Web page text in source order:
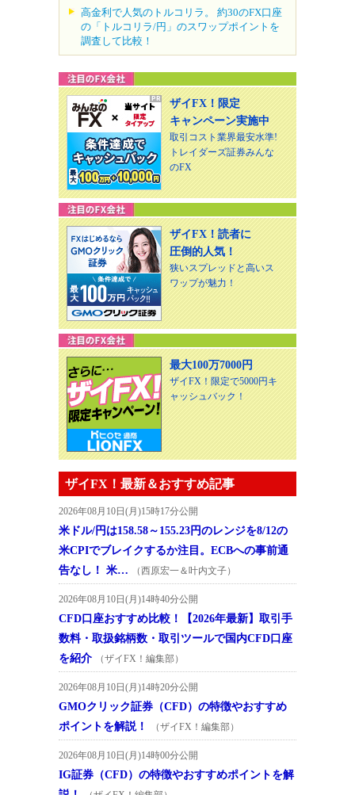
高金利で人気のトルコリラ。 約30のFX口座
の「トルコリラ/円」のスワップポイントを
調査して比較！
ザイFX！限定
キャンペーン実施中
取引コスト業界最安水準!
トレイダーズ証券みんな
のFX
ザイFX！読者に
圧倒的人気！
狭いスプレッドと高いス
ワップが魅力！
最大100万7000円
ザイFX！限定で5000円キ
ャッシュバック！
ザイFX！最新＆おすすめ記事
2026年08月10日(月)15時17分公開
米ドル/円は158.58～155.23円のレンジを8/12の
米CPIでブレイクするか注目。ECBへの事前通
告なし！ 米…
（西原宏一＆叶内文子）
2026年08月10日(月)14時40分公開
CFD口座おすすめ比較！【2026年最新】取引手
数料・取扱銘柄数・取引ツールで国内CFD口座
を紹介
（ザイFX！編集部）
2026年08月10日(月)14時20分公開
GMOクリック証券（CFD）の特徴やおすすめ
ポイントを解説！
（ザイFX！編集部）
2026年08月10日(月)14時00分公開
IG証券（CFD）の特徴やおすすめポイントを解